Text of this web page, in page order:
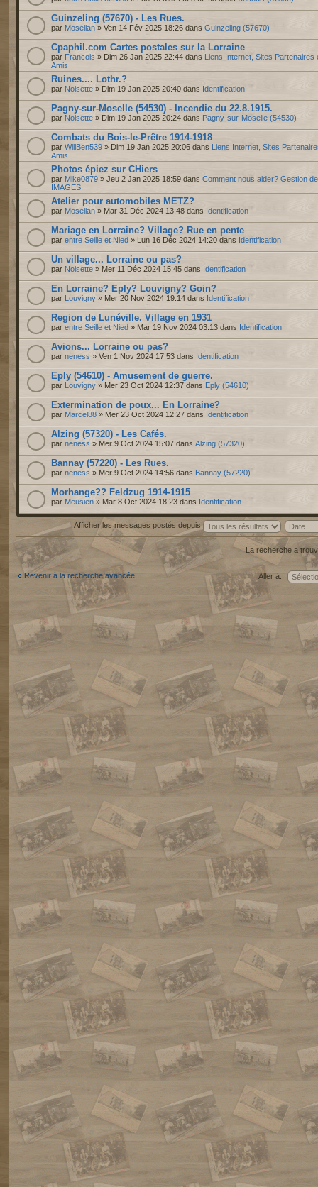
Guinzeling (57670) - Les Rues.
par Mosellan » Ven 14 Fév 2025 18:26 dans Guinzeling (57670)
Cpaphil.com Cartes postales sur la Lorraine
par Francois » Dim 26 Jan 2025 22:44 dans Liens Internet, Sites Partenaires
Amis
Ruines.... Lothr.?
par Noisette » Dim 19 Jan 2025 20:40 dans Identification
Pagny-sur-Moselle (54530) - Incendie du 22.8.1915.
par Noisette » Dim 19 Jan 2025 20:24 dans Pagny-sur-Moselle (54530)
Combats du Bois-le-Prêtre 1914-1918
par WillBen539 » Dim 19 Jan 2025 20:06 dans Liens Internet, Sites
Amis
Photos épiez sur CHiers
par Mike0879 » Jeu 2 Jan 2025 18:59 dans Comment nous aider? Gestion
IMAGES.
Atelier pour automobiles METZ?
par Mosellan » Mar 31 Déc 2024 13:48 dans Identification
Mariage en Lorraine? Village? Rue en pente
par entre Seille et Nied » Lun 16 Déc 2024 14:20 dans Identification
Un village... Lorraine ou pas?
par Noisette » Mer 11 Déc 2024 15:45 dans Identification
En Lorraine? Eply? Louvigny? Goin?
par Louvigny » Mer 20 Nov 2024 19:14 dans Identification
Region de Lunéville. Village en 1931
par entre Seille et Nied » Mar 19 Nov 2024 03:13 dans Identification
Avions... Lorraine ou pas?
par neness » Ven 1 Nov 2024 17:53 dans Identification
Eply (54610) - Amusement de guerre.
par Louvigny » Mer 23 Oct 2024 12:37 dans Eply (54610)
Extermination de poux... En Lorraine?
par Marcel88 » Mer 23 Oct 2024 12:27 dans Identification
Alzing (57320) - Les Cafés.
par neness » Mer 9 Oct 2024 15:07 dans Alzing (57320)
Bannay (57220) - Les Rues.
par neness » Mer 9 Oct 2024 14:56 dans Bannay (57220)
Morhange?? Feldzug 1914-1915
par Meusien » Mar 8 Oct 2024 18:23 dans Identification
Afficher les messages postés depuis
La recherche a
Revenir à la recherche avancée Aller à: